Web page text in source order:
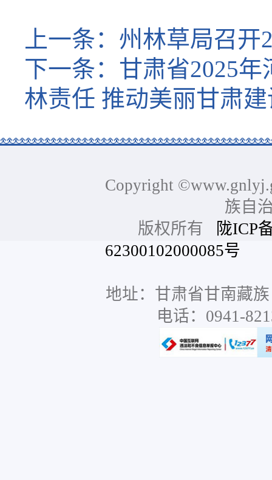
上一条： 州林草局召开
下一条： 甘肃省2025
林责任 推动美丽甘肃
Copyright
族自
版权所有
陇ICP
62300102000085号
地址：甘肃省甘南藏
电话：0941-